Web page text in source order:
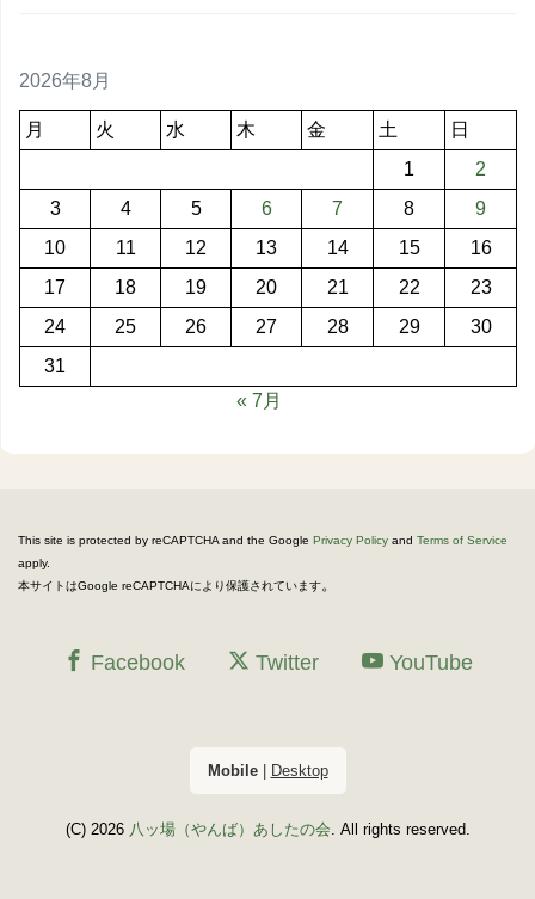
2026年8月
月 火 水 木 金 土
日
1
2
3
4 5 6 7 8
9
10
11 12 13 14 15
16
17
18 19 20 21 22
23
24
25 26 27 28 29
30
31
« 7月
This site is protected by reCAPTCHA and the Google Privacy Policy and Terms of Service
apply.
本サイトはGoogle reCAPTCHAにより保護されています。
Facebook Twitter YouTube
Mobile| Desktop
(C) 2026 八ッ場（やんば）あしたの会. All rights reserved.